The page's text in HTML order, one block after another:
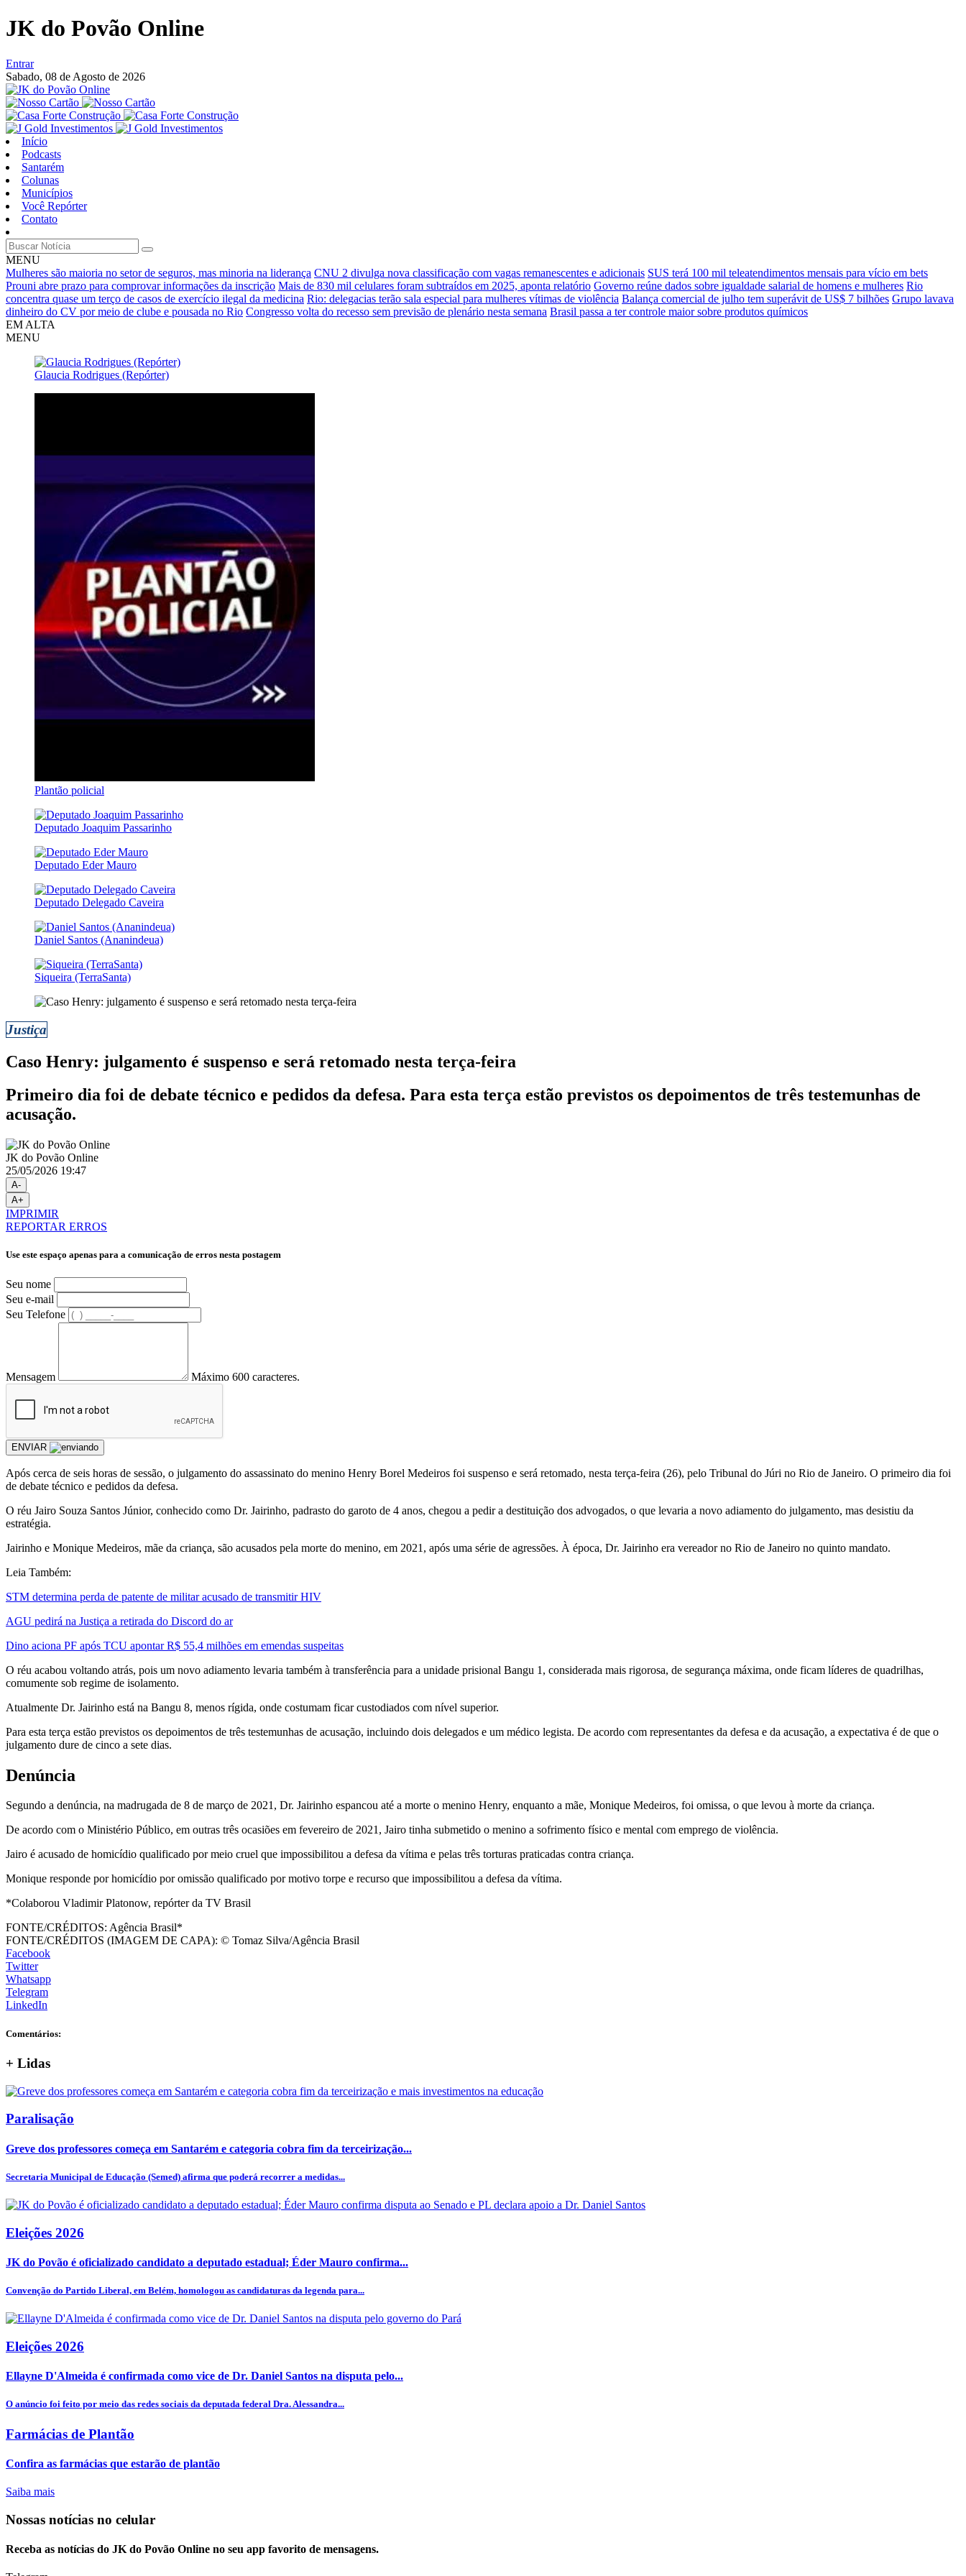
JK do Povão Online
Entrar
Sabado, 08 de Agosto de 2026
Início
Podcasts
Santarém
Colunas
Municípios
Você Repórter
Contato
MENU
Mulheres são maioria no setor de seguros, mas minoria na liderança CNU 2 divulga nova classificação com vagas remanescentes e adicionais SUS terá 100 mil teleatendimentos mensais para vício em bets
Prouni abre prazo para comprovar informações da inscrição Mais de 830 mil celulares foram subtraídos em 2025, aponta relatório Governo reúne dados sobre igualdade salarial de homens e mulheres Rio
concentra quase um terço de casos de exercício ilegal da medicina Rio: delegacias terão sala especial para mulheres vítimas de violência Balança comercial de julho tem superávit de US$ 7 bilhões Grupo lavava
dinheiro do CV por meio de clube e pousada no Rio Congresso volta do recesso sem previsão de plenário nesta semana Brasil passa a ter controle maior sobre produtos químicos
EM ALTA
MENU
Glaucia Rodrigues (Repórter)
Plantão policial
Deputado Joaquim Passarinho
Deputado Eder Mauro
Deputado Delegado Caveira
Daniel Santos (Ananindeua)
Siqueira (TerraSanta)
Justiça
Caso Henry: julgamento é suspenso e será retomado nesta terça-feira
Primeiro dia foi de debate técnico e pedidos da defesa. Para esta terça estão previstos os depoimentos de três testemunhas de
acusação.
JK do Povão Online
25/05/2026 19:47
A-
A+
IMPRIMIR
REPORTAR ERROS
Use este espaço apenas para a comunicação de erros nesta postagem
Seu nome
Seu e-mail
Seu Telefone
Mensagem Máximo 600 caracteres.
ENVIAR
Após cerca de seis horas de sessão, o julgamento do assassinato do menino Henry Borel Medeiros foi suspenso e será retomado, nesta terça-feira (26), pelo Tribunal do Júri no Rio de Janeiro. O primeiro dia foi
de debate técnico e pedidos da defesa.
O réu Jairo Souza Santos Júnior, conhecido como Dr. Jairinho, padrasto do garoto de 4 anos, chegou a pedir a destituição dos advogados, o que levaria a novo adiamento do julgamento, mas desistiu da
estratégia.
Jairinho e Monique Medeiros, mãe da criança, são acusados pela morte do menino, em 2021, após uma série de agressões. À época, Dr. Jairinho era vereador no Rio de Janeiro no quinto mandato.
Leia Também:
STM determina perda de patente de militar acusado de transmitir HIV
AGU pedirá na Justiça a retirada do Discord do ar
Dino aciona PF após TCU apontar R$ 55,4 milhões em emendas suspeitas
O réu acabou voltando atrás, pois um novo adiamento levaria também à transferência para a unidade prisional Bangu 1, considerada mais rigorosa, de segurança máxima, onde ficam líderes de quadrilhas,
comumente sob regime de isolamento.
Atualmente Dr. Jairinho está na Bangu 8, menos rígida, onde costumam ficar custodiados com nível superior.
Para esta terça estão previstos os depoimentos de três testemunhas de acusação, incluindo dois delegados e um médico legista. De acordo com representantes da defesa e da acusação, a expectativa é de que o
julgamento dure de cinco a sete dias.
Denúncia
Segundo a denúncia, na madrugada de 8 de março de 2021, Dr. Jairinho espancou até a morte o menino Henry, enquanto a mãe, Monique Medeiros, foi omissa, o que levou à morte da criança.
De acordo com o Ministério Público, em outras três ocasiões em fevereiro de 2021, Jairo tinha submetido o menino a sofrimento físico e mental com emprego de violência.
Jairo é acusado de homicídio qualificado por meio cruel que impossibilitou a defesa da vítima e pelas três torturas praticadas contra criança.
Monique responde por homicídio por omissão qualificado por motivo torpe e recurso que impossibilitou a defesa da vítima.
*Colaborou Vladimir Platonow, repórter da TV Brasil
FONTE/CRÉDITOS: Agência Brasil*
FONTE/CRÉDITOS (IMAGEM DE CAPA): © Tomaz Silva/Agência Brasil
Facebook
Twitter
Whatsapp
Telegram
LinkedIn
Comentários:
+ Lidas
Paralisação
Greve dos professores começa em Santarém e categoria cobra fim da terceirização...
Secretaria Municipal de Educação (Semed) afirma que poderá recorrer a medidas...
Eleições 2026
JK do Povão é oficializado candidato a deputado estadual; Éder Mauro confirma...
Convenção do Partido Liberal, em Belém, homologou as candidaturas da legenda para...
Eleições 2026
Ellayne D'Almeida é confirmada como vice de Dr. Daniel Santos na disputa pelo...
O anúncio foi feito por meio das redes sociais da deputada federal Dra. Alessandra...
Farmácias de Plantão
Confira as farmácias que estarão de plantão
Saiba mais
Nossas notícias no celular
Receba as notícias do JK do Povão Online no seu app favorito de mensagens.